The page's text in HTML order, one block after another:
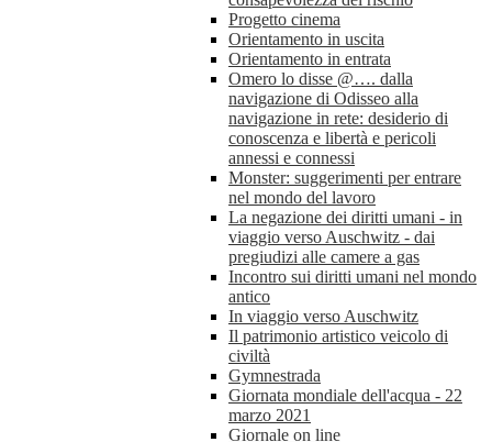
Progetto cinema
Orientamento in uscita
Orientamento in entrata
Omero lo disse @…. dalla
navigazione di Odisseo alla
navigazione in rete: desiderio di
conoscenza e libertà e pericoli
annessi e connessi
Monster: suggerimenti per entrare
nel mondo del lavoro
La negazione dei diritti umani - in
viaggio verso Auschwitz - dai
pregiudizi alle camere a gas
Incontro sui diritti umani nel mondo
antico
In viaggio verso Auschwitz
Il patrimonio artistico veicolo di
civiltà
Gymnestrada
Giornata mondiale dell'acqua - 22
marzo 2021
Giornale on line